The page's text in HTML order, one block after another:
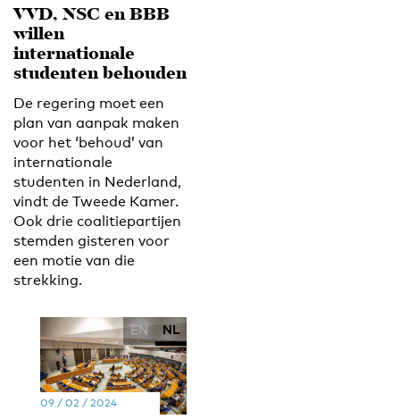
VVD, NSC en BBB
willen
internationale
studenten behouden
De regering moet een
plan van aanpak maken
voor het ‘behoud’ van
internationale
studenten in Nederland,
vindt de Tweede Kamer.
Ook drie coalitiepartijen
stemden gisteren voor
een motie van die
strekking.
EN NL
09 / 02 / 2024